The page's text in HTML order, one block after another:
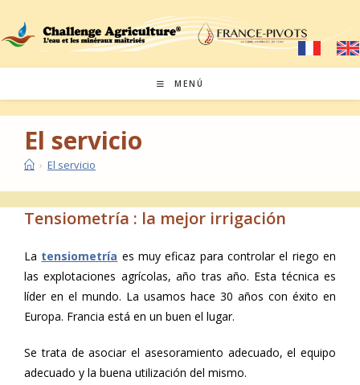
MENÚ
El servicio
› El servicio
Tensiometría : la mejor irrigación
La tensiometría es muy eficaz para controlar el riego en
las explotaciones agrícolas, año tras año. Esta técnica es
líder en el mundo. La usamos hace 30 años con éxito en
Europa. Francia está en un buen el lugar.
Se trata de asociar el asesoramiento adecuado, el equipo
adecuado y la buena utilización del mismo.